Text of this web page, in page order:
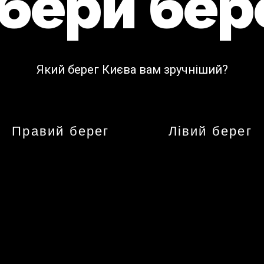
Який берег Києва вам зручніший?
Правий берег Лівий берег